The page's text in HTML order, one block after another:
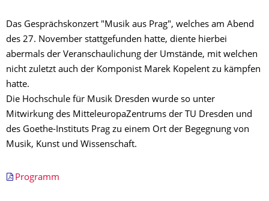
Das Gesprächskonzert "Musik aus Prag", welches am Abend
des 27. November stattgefunden hatte, diente hierbei
abermals der Veranschaulichung der Umstände, mit welchen
nicht zuletzt auch der Komponist Marek Kopelent zu kämpfen
hatte.
Die Hochschule für Musik Dresden wurde so unter
Mitwirkung des MitteleuropaZentrums der TU Dresden und
des Goethe-Instituts Prag zu einem Ort der Begegnung von
Musik, Kunst und Wissenschaft.
Programm